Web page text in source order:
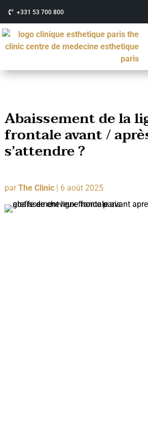
+331 53 700 800
Abaissement de la
frontale avant /
s’attendre ?
parThe Clinic| 6 août 2025